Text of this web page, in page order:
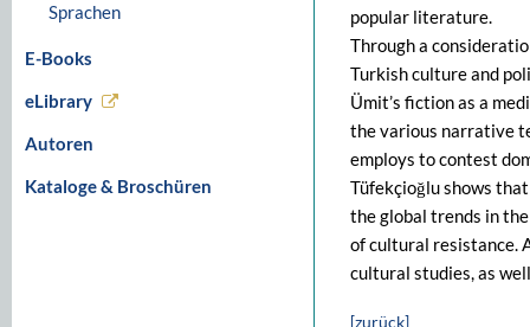
Sprachen
E-Books
eLibrary
Autoren
Kataloge & Broschüren
popular literature.
Through a
Turkish culture and
Ümit’s fiction as a
the various narrative
employs to contest
Tüfekçioğlu shows
the global trends in
of cultural resistance.
cultural studies, as
[zurück]